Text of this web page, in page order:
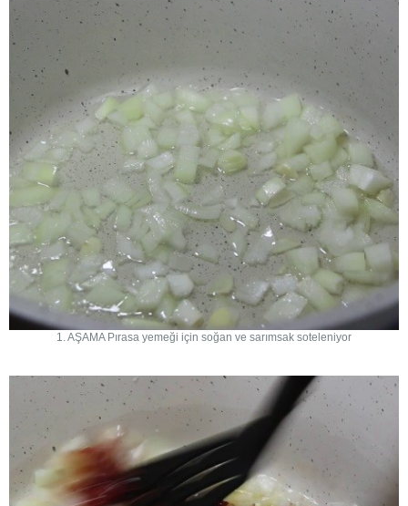
1. AŞAMA Pırasa yemeği için soğan ve sarımsak soteleniyor